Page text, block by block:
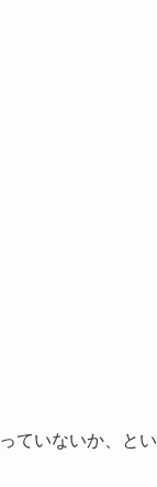
ていないか、とい